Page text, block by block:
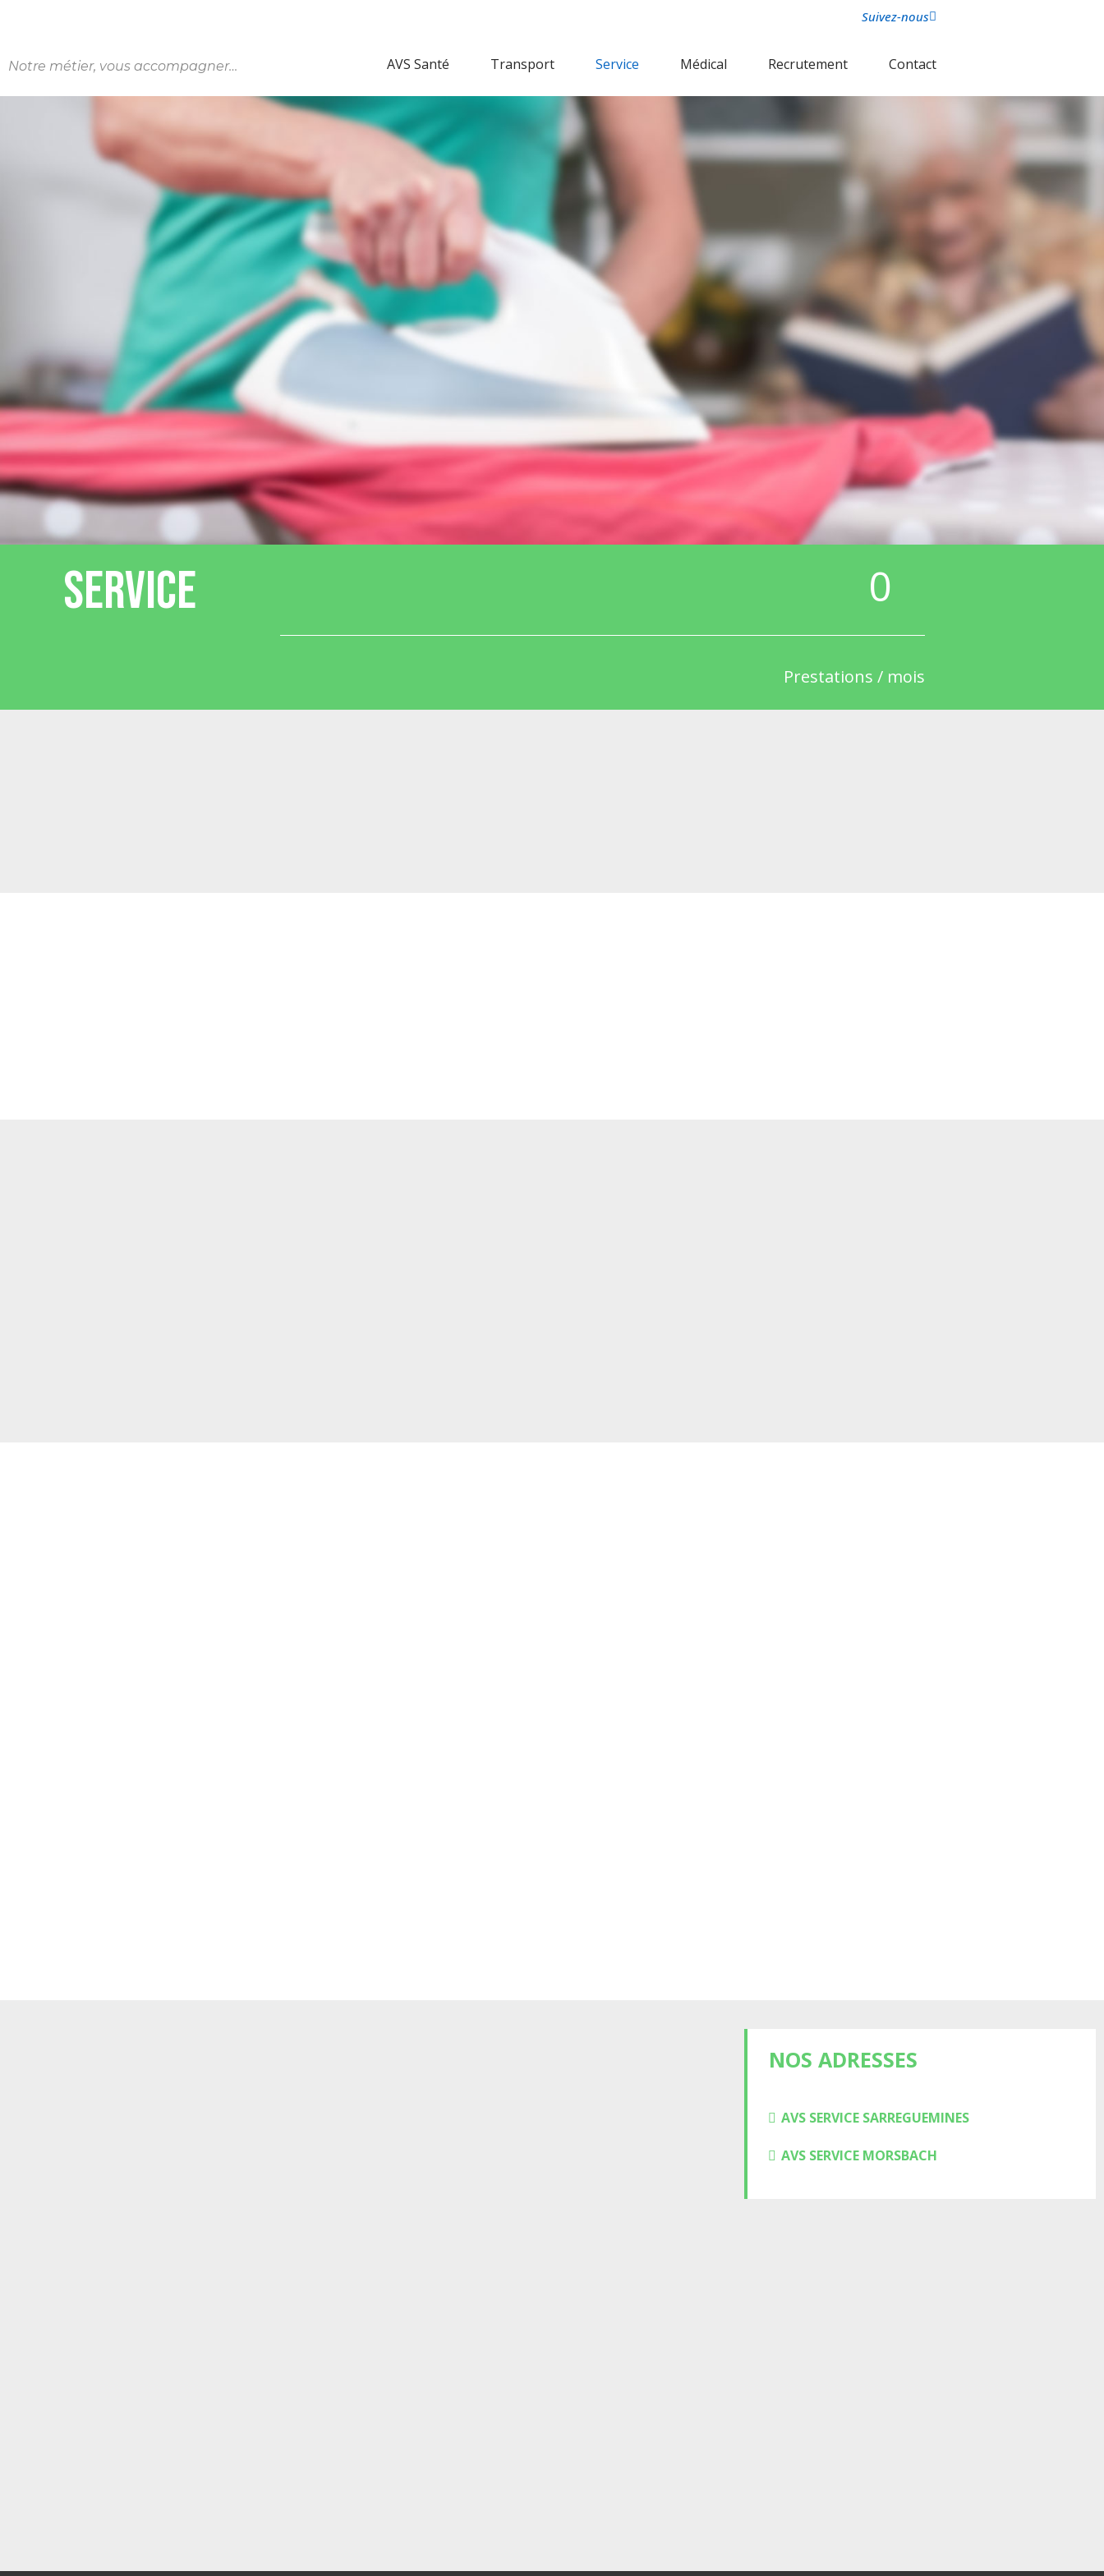
Notre métier, vous accompagner…
Suivez-nous
AVS Santé Transport Service Médical Recrutement Contact
SERVICE 0
Prestations / mois
NOS ADRESSES
AVS SERVICE SARREGUEMINES
AVS SERVICE MORSBACH